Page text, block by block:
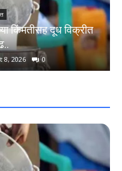
किंमतीसह दूध विक्रीत
8, 2026 0